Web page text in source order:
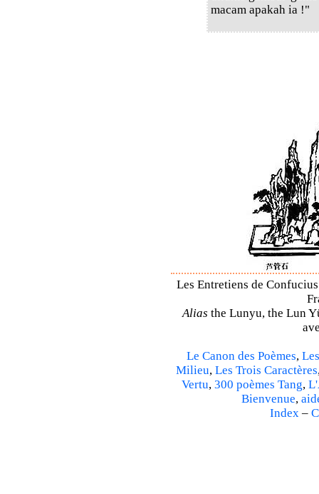
macam apakah ia !"
Les Entretiens de
Alias the Lunyu, the Lun
Le Canon des Poèmes,
Milieu, Les Trois Caractères
Vertu, 300 poèmes Tang,
Bienvenue,
Index –